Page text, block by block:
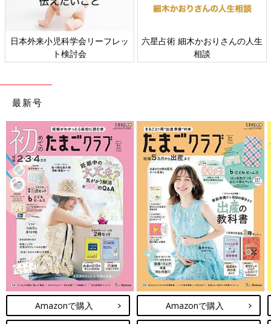
日本外来小児科学会リーフレッ
ト検討会
六星占術 細木かおりさんの人生
相談
最新号
Amazonで購入 Amazonで購入